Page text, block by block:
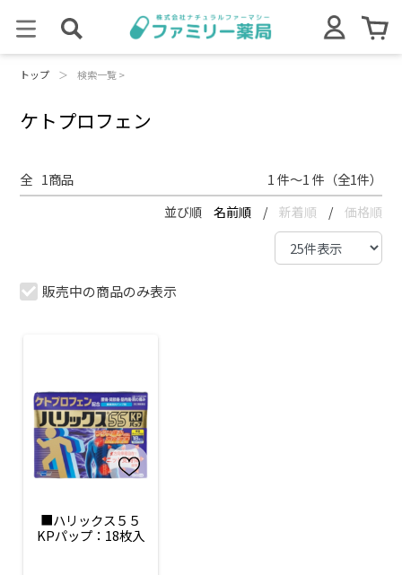
トップ ＞ 検索一覧 >
ケトプロフェン
全 1商品 1 件～1 件（全1件）
並び順 名前順 / 新着順 / 価格順
販売中の商品のみ表示
■ハリックス５５
KPパップ：18枚入